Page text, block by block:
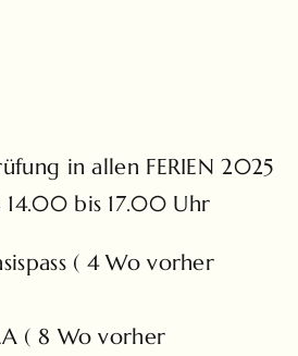
in allen FERIEN 2025
14.00 bis 17.00 Uhr
( 4 Wo vorher
( 8 Wo vorher